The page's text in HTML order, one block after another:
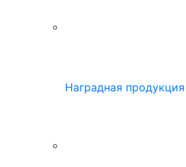
Наградная продукция